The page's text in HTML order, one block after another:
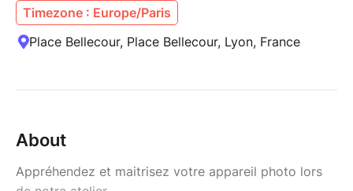
Timezone : Europe/Paris
Place Bellecour, Place Bellecour, Lyon, France
About
Appréhendez et maitrisez votre appareil photo lors